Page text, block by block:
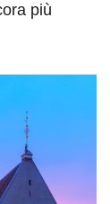
più